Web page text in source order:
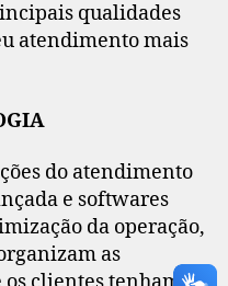
qualidades
atendimento mais
do atendimento
e softwares
da operação,
as